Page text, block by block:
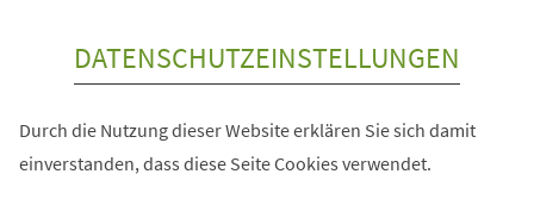
DATENSCHUTZEINSTELLUNGEN
Durch die Nutzung dieser Website erklären Sie sich damit
einverstanden, dass diese Seite Cookies verwendet.